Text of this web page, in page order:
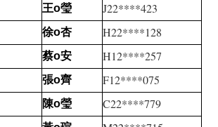
王o瑩 J22****423
徐o杏 H22****128
蔡o安 H12****257
張o齊 F12****075
陳o瑩 C22****779